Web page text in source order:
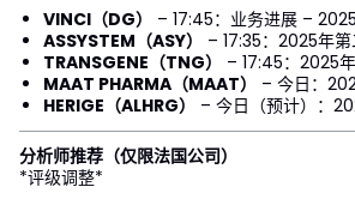
VINCI（DG）
– 17:45：业务进展 –
ASSYSTEM（ASY）
– 17:35：2025年
TRANSGENE（TNG）
– 17:45：2025
MAAT PHARMA（MAAT）
– 今日：
HERIGE（ALHRG）
– 今日（预计）：
分析师推荐（仅限法国公司）
*评级调整*